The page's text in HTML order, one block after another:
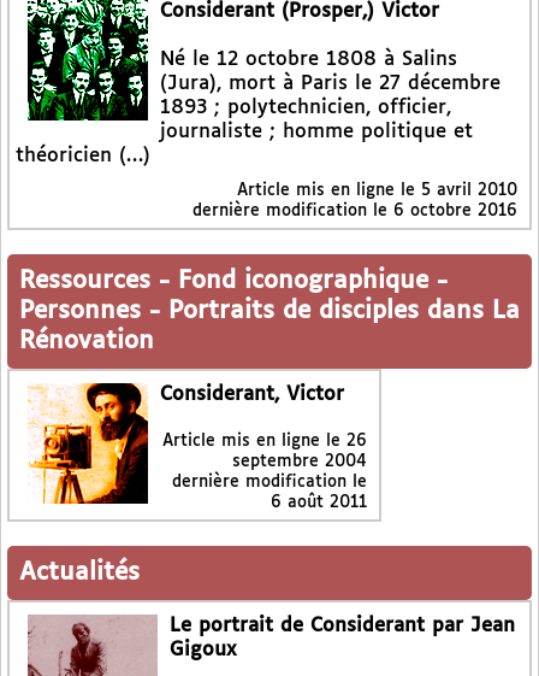
Considerant (Prosper,) Victor
Né le 12 octobre 1808 à Salins
(Jura), mort à Paris le 27 décembre
1893 ; polytechnicien, officier,
journaliste ; homme politique et
théoricien (…)
Article mis en ligne le 5 avril 2010
dernière modification le 6 octobre 2016
Ressources - Fond iconographique -
Personnes - Portraits de disciples dans La
Rénovation
Considerant, Victor
Article mis en ligne le 26
septembre 2004
dernière modification le
6 août 2011
Actualités
Le portrait de Considerant par Jean
Gigoux